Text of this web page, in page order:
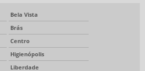
Bela Vista
Brás
Centro
Higienópolis
Liberdade